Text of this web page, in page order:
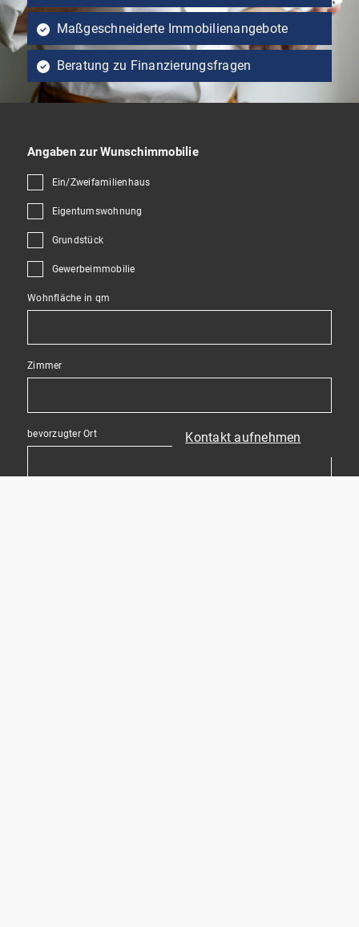
Kontakt aufnehmen
Maßgeschneiderte Immobilienangebote
Beratung zu Finanzierungsfragen
Angaben zur Wunschimmobilie
Ein/Zweifamilienhaus
Eigentumswohnung
Grundstück
Gewerbeimmobilie
Wohnfläche in qm
Zimmer
bevorzugter Ort